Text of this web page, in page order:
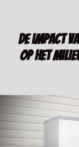
De impact
op het